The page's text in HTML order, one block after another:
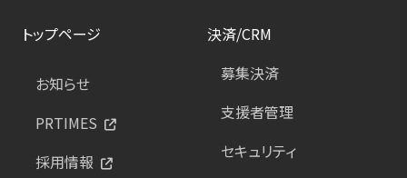
トップページ
お知らせ
PRTIMES
採用情報
決済/CRM
募集決済
支援者管理
セキュリティ